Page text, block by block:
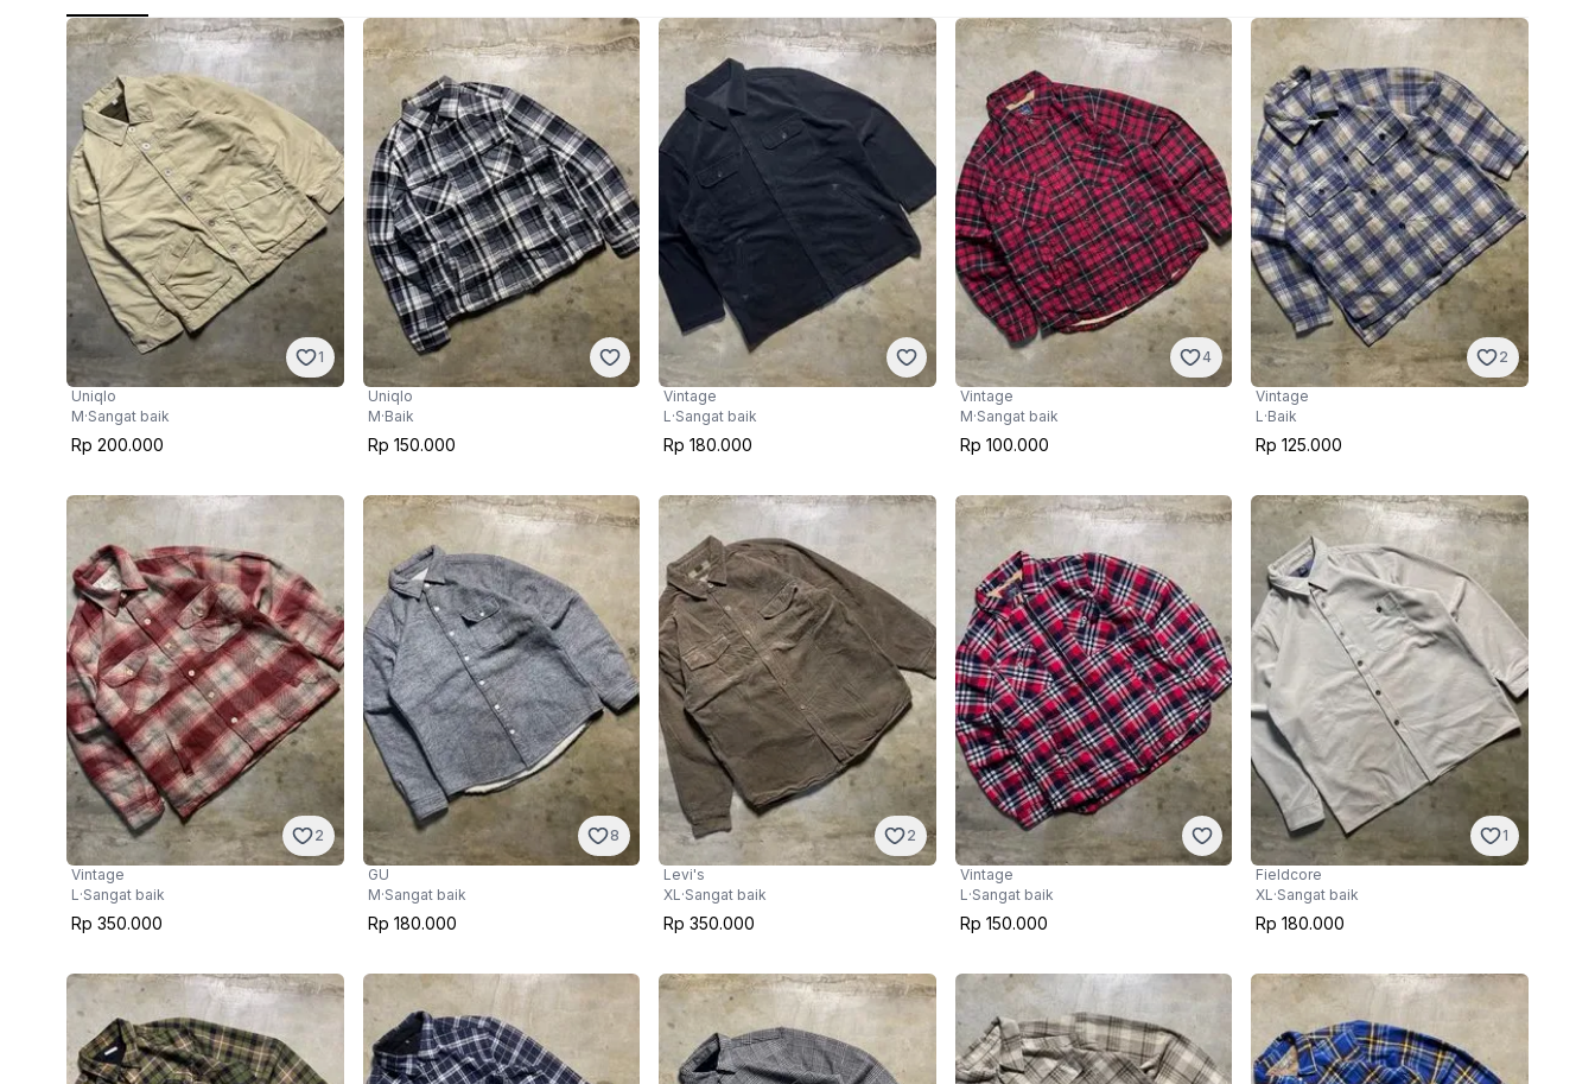
1
Uniqlo
M·Sangat baik
Rp 200.000
Uniqlo
M·Baik
Rp 150.000
Vintage
L·Sangat baik
Rp 180.000
4
Vintage
M·Sangat baik
Rp 100.000
2
Vintage
L·Baik
Rp 125.000
2
Vintage
L ·Sangat baik
Rp 350.000
8
GU
M·Sangat baik
Rp 180.000
2
Levi's
XL ·Sangat baik
Rp 350.000
Vintage
L ·Sangat baik
Rp 150.000
1
Fieldcore
XL ·Sangat baik
Rp 180.000